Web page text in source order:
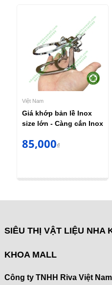
Việt Nam
Giá khớp bản lề Inox
size lớn - Càng cắn Inox
85,000₫
SIÊU THỊ VẬT LIỆU NHA
KHOA MALL
Công ty TNHH Riva Việt Nam